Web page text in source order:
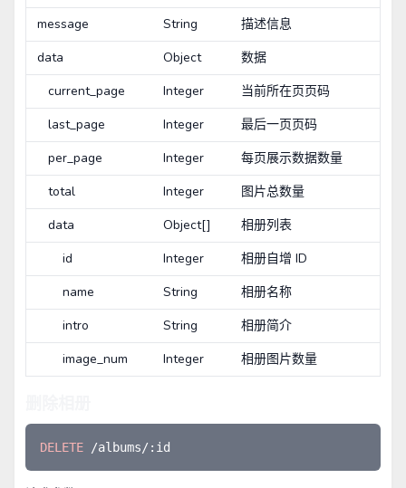
message
String
描述信息
data
Object
数据
current_page
Integer
当前所在页页码
last_page
Integer
最后一页页码
per_page
Integer
每页展示数据数量
total
Integer
图片总数量
data
Object[]
相册列表
id
Integer
相册自增 ID
name
String
相册名称
intro
String
相册简介
image_num
Integer 相册图片数量
DELETE